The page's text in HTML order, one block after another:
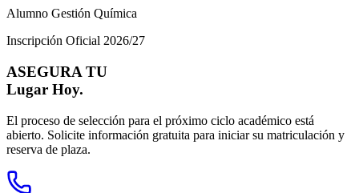
Alumno Gestión Química
Inscripción Oficial 2026/27
ASEGURA TU
Lugar Hoy.
El proceso de selección para el próximo ciclo académico está
abierto. Solicite información gratuita para iniciar su matriculación y
reserva de plaza.